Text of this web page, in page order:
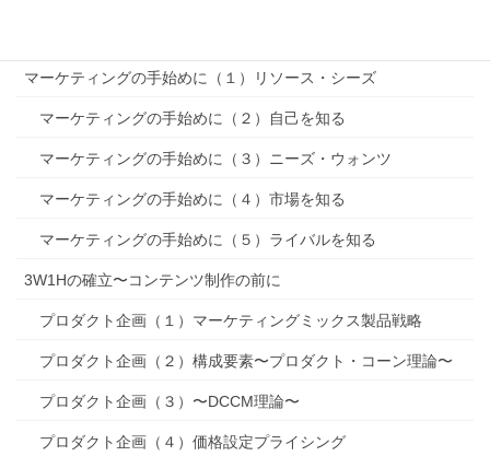
マーケティングの手始めに（１）リソース・シーズ
マーケティングの手始めに（２）自己を知る
マーケティングの手始めに（３）ニーズ・ウォンツ
マーケティングの手始めに（４）市場を知る
マーケティングの手始めに（５）ライバルを知る
3W1Hの確立〜コンテンツ制作の前に
プロダクト企画（１）マーケティングミックス製品戦略
プロダクト企画（２）構成要素〜プロダクト・コーン理論〜
プロダクト企画（３）〜DCCM理論〜
プロダクト企画（４）価格設定プライシング